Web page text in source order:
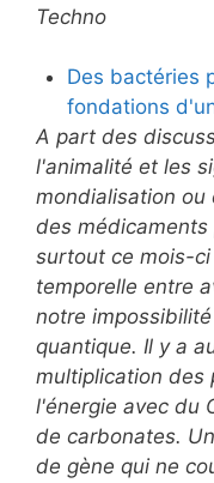
Techno
Des bactéries
fondations
A part des
l'animalité et les
mondialisation
des
surtout ce mois-
temporelle entre
notre
quantique. Il y a
multiplication des
l'énergie avec du
de carbonates.
de gène qui ne